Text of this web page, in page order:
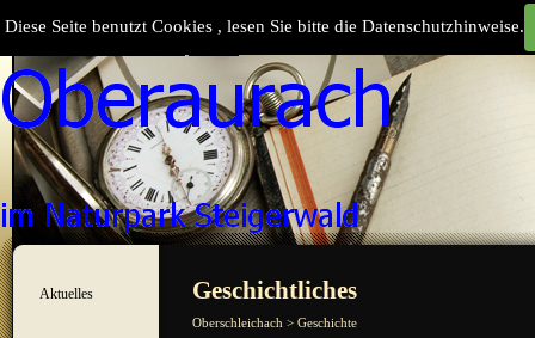
Diese Seite benutzt Cookies , lesen Sie bitte die Datenschutzhinweise.
Menü überspringen
Aktuelles ▼
Geschichtliches
Oberschleichach > Geschichte